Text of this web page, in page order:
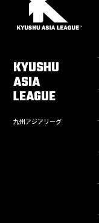
KYUSHU
ASIA
LEAGUE
九州アジアリーグ